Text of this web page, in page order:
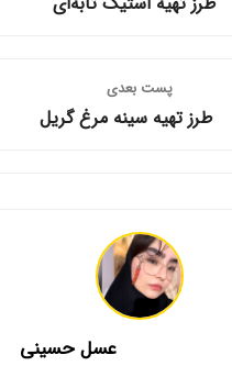
پست‌ بعدی
طرز تهیه سینه مرغ گریل
عسل حسینی